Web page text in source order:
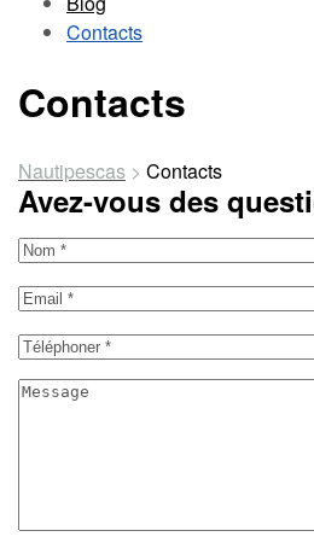
Contacts
Contacts
Nautipescas > Contacts
Avez-vous des